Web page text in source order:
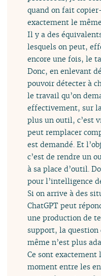
quand on fait
exactement le
Il y a des
lesquels on peut,
encore une fois, le
Donc, en enlevant
pouvoir détecter à
le travail qu’on
effectivement, sur
plus un outil, c’est
peut remplacer
est demandé. Et
c’est de rendre un
à sa place d’outil.
pour l’intelligence
Si on arrive à des
ChatGPT peut
une production de
support, la question
même n’est plus
Ce sont exactement
moment entre les